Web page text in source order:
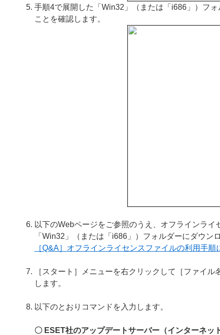
手順4で展開した「Win32」（または「i686」）フ
ことを確認します。
以下のWebページをご参照のうえ、オフラインラ
「Win32」（または「i686」）フォルダーにダウン
［Q&A］オフラインライセンスファイルの利用手順
［スタート］メニューを右クリックして［ファイ
します。
以下のとおりコマンドを入力します。
〇 ESET社のアップデートサーバー（インターネッ